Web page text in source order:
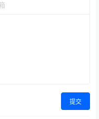
提交